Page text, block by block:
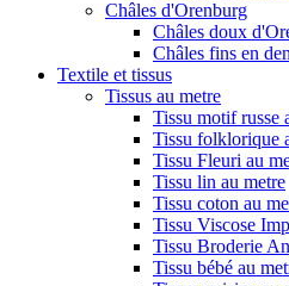
Châles d'Orenburg
Châles doux
Châles fins en
Textile et tissus
Tissus au metre
Tissu motif russe
Tissu folklorique
Tissu Fleuri au
Tissu lin au metre
Tissu coton au
Tissu Viscose
Tissu Broderie
Tissu bébé au